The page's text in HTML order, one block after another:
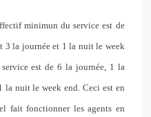
minimun du service est de
3 la journée et 1 la nuit le week
est de 6 la journée, 1 la
la nuit le week end. Ceci est en
fait fonctionner les agents en